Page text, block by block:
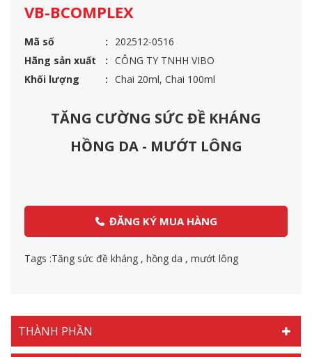
VB-BCOMPLEX
Mã số
202512-0516
Hãng sản xuất
CÔNG TY TNHH VIBO
Khối lượng
Chai 20ml, Chai 100ml
TĂNG CƯỜNG SỨC ĐỀ KHÁNG
HỒNG DA - MƯỚT LÔNG
ĐĂNG KÝ MUA HÀNG
Tags :Tăng sức đề kháng , hồng da , mướt lông
THÀNH PHẦN